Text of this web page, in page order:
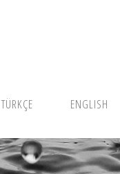
TÜRKÇE ENGLISH